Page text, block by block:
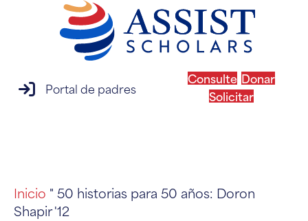
acceso al portal de padres
Portal de padres
Consulte Donar
Solicitar
Inicio " 50 historias para 50 años: Doron
Shapir '12